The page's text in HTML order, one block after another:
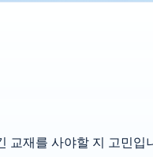
교재를 사야할 지 고민입